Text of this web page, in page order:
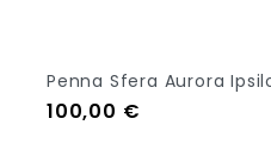
Penna Sfera Aurora
Prezzo
100,00 €